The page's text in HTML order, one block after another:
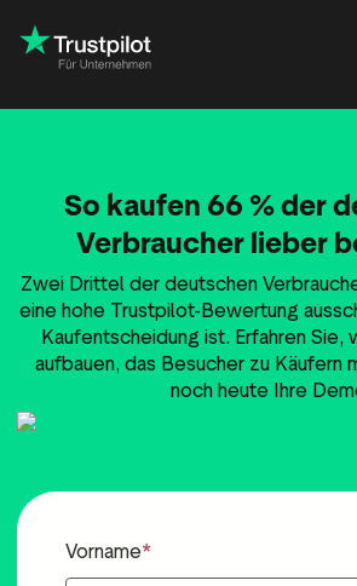
So kaufen 66 % der
Verbraucher lieber
Zwei Drittel der deutschen
eine hohe Trustpilot-Bewertung
Kaufentscheidung ist. Erfahren Sie,
aufbauen, das Besucher zu Käufern
noch heute Ihre
Vorname